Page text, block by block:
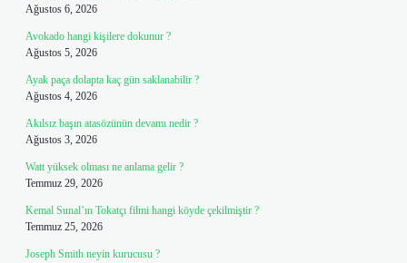
Ağustos 6, 2026
Avokado hangi kişilere dokunur ?
Ağustos 5, 2026
Ayak paça dolapta kaç gün saklanabilir ?
Ağustos 4, 2026
Akılsız başın atasözünün devamı nedir ?
Ağustos 3, 2026
Watt yüksek olması ne anlama gelir ?
Temmuz 29, 2026
Kemal Sunal’ın Tokatçı filmi hangi köyde çekilmiştir ?
Temmuz 25, 2026
Joseph Smith neyin kurucusu ?